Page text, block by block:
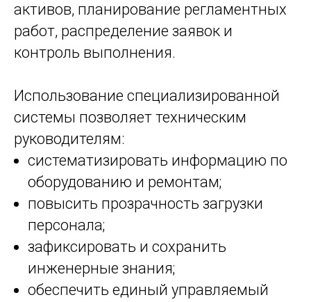
активов, планирование регламентных
работ, распределение заявок и
контроль выполнения.
Использование специализированной
системы позволяет техническим
руководителям:
систематизировать информацию по
оборудованию и ремонтам;
повысить прозрачность загрузки
персонала;
зафиксировать и сохранить
инженерные знания;
обеспечить единый управляемый